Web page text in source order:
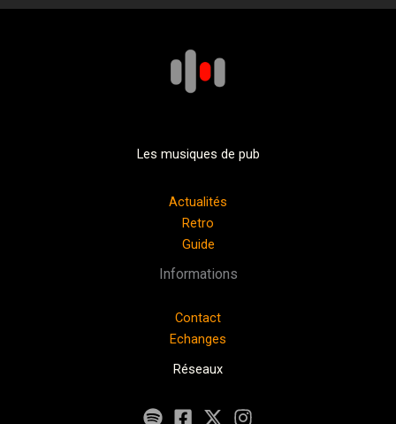
Les musiques de pub
Actualités
Retro
Guide
Informations
Contact
Echanges
Réseaux